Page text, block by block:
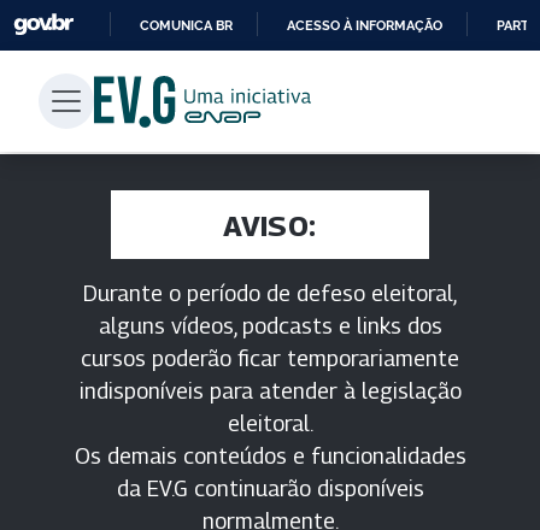
PARA
CONTEÚDO
COMUNICA BR ACESSO À INFORMAÇÃO
AVISO:
Durante o período de defeso eleitoral,
alguns vídeos, podcasts e links dos
cursos poderão ficar temporariamente
indisponíveis para atender à legislação
eleitoral.
Os demais conteúdos e funcionalidades
da EV.G continuarão disponíveis
normalmente.